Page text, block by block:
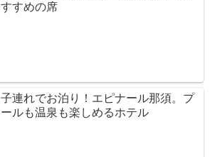
すすめの席
子連れでお泊り！エピナール那須。プ
ールも温泉も楽しめるホテル